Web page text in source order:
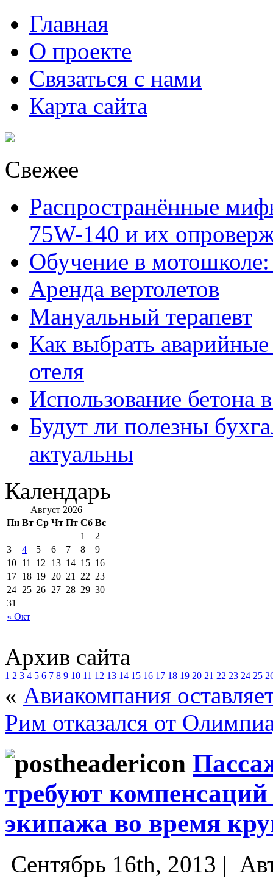
Главная
О проекте
Связаться с нами
Карта сайта
Свежее
Распространённые
75W-140 и их
Обучение в
Аренда вертолетов
Мануальный терапевт
Как выбрать
отеля
Использование бетона
Будут ли полезны
актуальны
Календарь
Август 2026
Пн Вт Ср Чт Пт Сб Вс
« Окт
1
2
3
4 5 6 7 8
9
10 11 12 13 14 15 16
17 18 19 20 21 22 23
24 25 26 27 28 29 30
31
Архив сайта
1 2 3 4 5 6 7 8 9 10 11 12 13 14 15 16 17 18 19 20 21 22 23 24 25
« Авиакомпания
Рим отказался от
требуют компенсаций
экипажа во время
Сентябрь 16th, 2013 |